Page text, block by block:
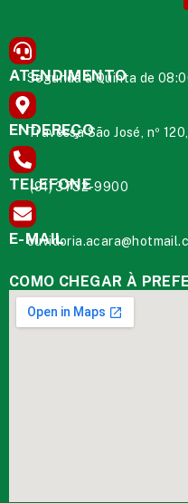
ATENDIMENTO
Segunda à Quinta de
ENDEREÇO
Travessa São José, nº
TELEFONE
(91) 3732-9900
E-MAIL
COMO CHEGAR À